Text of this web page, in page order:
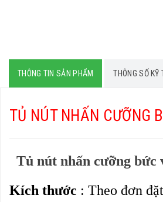
THÔNG TIN SẢN PHẨM THÔNG SỐ KỸ
TỦ NÚT NHẤN CƯỠNG
Tủ nút nhấn cưỡng bức
Kích thước : Theo đơn